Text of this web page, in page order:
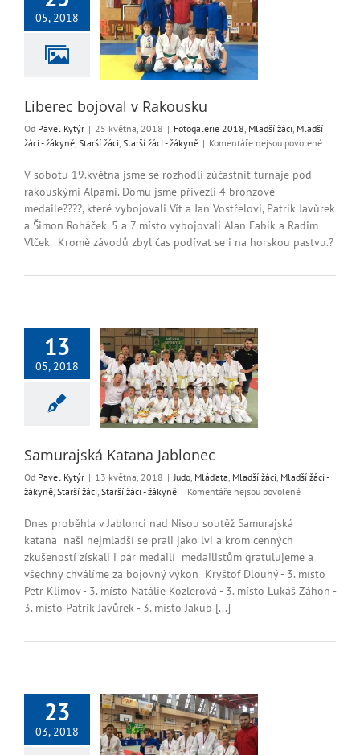
05, 2018
bojoval v
Mladší žáci
Starší žáci
Liberec bojoval v Rakousku
Od Pavel Kytýr | 25 května, 2018 | Fotogalerie 2018, Mladší žáci, Mladší
žáci - žákyně, Starší žáci, Starší žáci - žákyně | Komentáře nejsou povolenéu
bojoval
Rakousku
V sobotu 19.května jsme se rozhodli zúčastnit turnaje pod
rakouskými Alpami. Domu jsme přivezli 4 bronzové
medaile????, které vybojovali Vít a Jan Vostřelovi, Patrik Javůrek
a Šimon Roháček. 5 a 7 místo vybojovali Alan Fabik a Radim
Vlček. Kromě závodů zbyl čas podívat se i na horskou pastvu.?
13
05, 2018
Katana
Jablonec
Mladší žáci
Starší žáci
Samurajská Katana Jablonec
Od Pavel Kytýr | 13 května, 2018 | Judo, Mláďata, Mladší žáci, Mladší žáci -
žákyně, Starší žáci, Starší žáci - žákyně | Komentáře nejsou povolenéu
Katana
Jablonec
Dnes proběhla v Jablonci nad Nisou soutěž Samurajská
katana naši nejmladší se prali jako lvi a krom cenných
zkušeností získali i pár medailí medailistům gratulujeme a
všechny chválíme za bojovný výkon Kryštof Dlouhý - 3. místo
Petr Klimov - 3. místo Natálie Kozlerová - 3. místo Lukáš Záhon -
3. místo Patrik Javůrek - 3. místo Jakub [...]
23
03, 2018
Jablonec n. N.